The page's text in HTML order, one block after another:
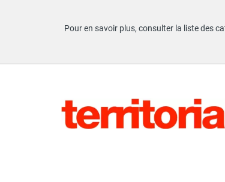
Pour en savoir plus, consulter la liste des